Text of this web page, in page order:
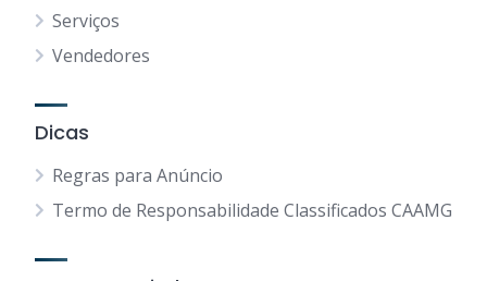
Serviços
Vendedores
Dicas
Regras para Anúncio
Termo de Responsabilidade Classificados CAAMG